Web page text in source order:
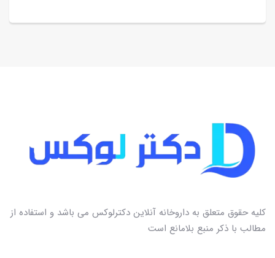
کلیه حقوق متعلق به داروخانه آنلاین دکترلوکس می باشد و استفاده از
مطالب با ذکر منبع بلامانع است